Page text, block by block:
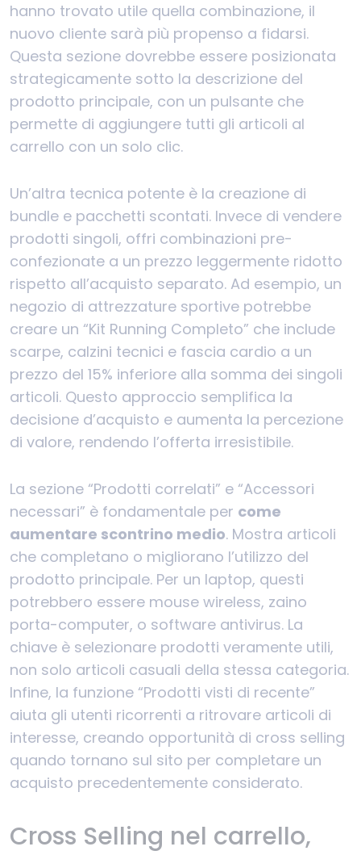
hanno trovato utile quella combinazione, il
nuovo cliente sarà più propenso a fidarsi.
Questa sezione dovrebbe essere posizionata
strategicamente sotto la descrizione del
prodotto principale, con un pulsante che
permette di aggiungere tutti gli articoli al
carrello con un solo clic.
Un’altra tecnica potente è la creazione di
bundle e pacchetti scontati. Invece di vendere
prodotti singoli, offri combinazioni pre-
confezionate a un prezzo leggermente ridotto
rispetto all’acquisto separato. Ad esempio, un
negozio di attrezzature sportive potrebbe
creare un “Kit Running Completo” che include
scarpe, calzini tecnici e fascia cardio a un
prezzo del 15% inferiore alla somma dei singoli
articoli. Questo approccio semplifica la
decisione d’acquisto e aumenta la percezione
di valore, rendendo l’offerta irresistibile.
La sezione “Prodotti correlati” e “Accessori
necessari” è fondamentale per come
aumentare scontrino medio. Mostra articoli
che completano o migliorano l’utilizzo del
prodotto principale. Per un laptop, questi
potrebbero essere mouse wireless, zaino
porta-computer, o software antivirus. La
chiave è selezionare prodotti veramente utili,
non solo articoli casuali della stessa categoria.
Infine, la funzione “Prodotti visti di recente”
aiuta gli utenti ricorrenti a ritrovare articoli di
interesse, creando opportunità di cross selling
quando tornano sul sito per completare un
acquisto precedentemente considerato.
Cross Selling nel carrello,